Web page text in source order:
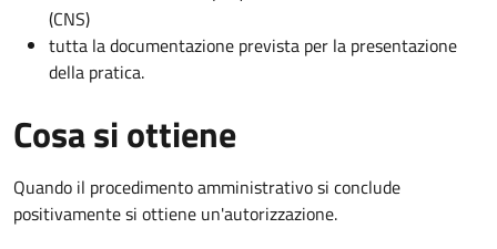
(CNS)
tutta la documentazione prevista per la presentazione
della pratica.
Cosa si ottiene
Quando il procedimento amministrativo si conclude
positivamente si ottiene un'autorizzazione.